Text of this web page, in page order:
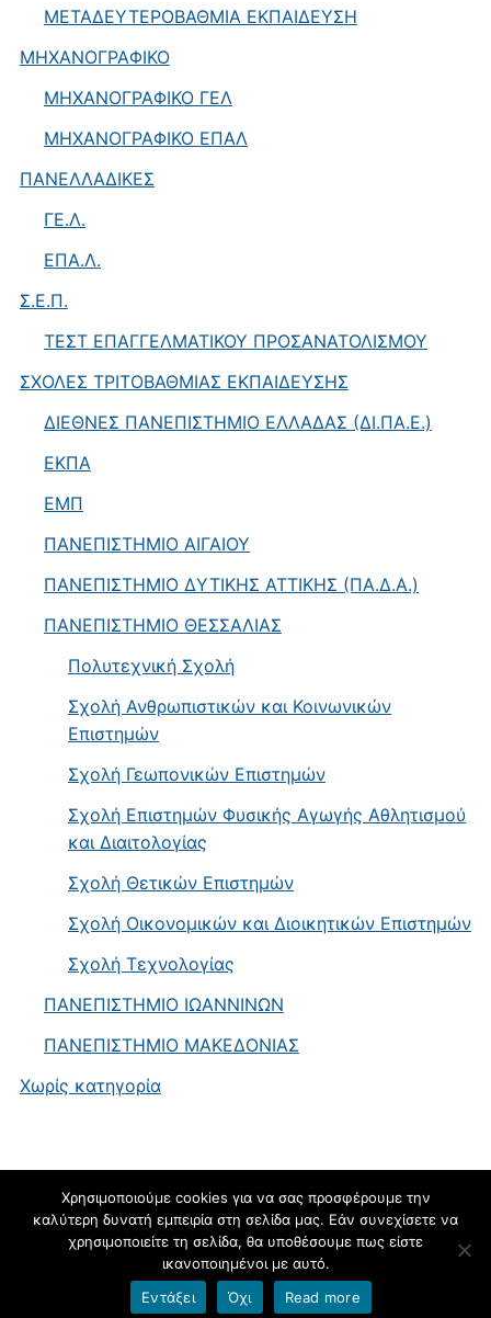
ΜΕΤΑΔΕΥΤΕΡΟΒΑΘΜΙΑ ΕΚΠΑΙΔΕΥΣΗ
ΜΗΧΑΝΟΓΡΑΦΙΚΟ
ΜΗΧΑΝΟΓΡΑΦΙΚΟ ΓΕΛ
ΜΗΧΑΝΟΓΡΑΦΙΚΟ ΕΠΑΛ
ΠΑΝΕΛΛΑΔΙΚΕΣ
ΓΕ.Λ.
ΕΠΑ.Λ.
Σ.Ε.Π.
ΤΕΣΤ ΕΠΑΓΓΕΛΜΑΤΙΚΟΥ ΠΡΟΣΑΝΑΤΟΛΙΣΜΟΥ
ΣΧΟΛΕΣ ΤΡΙΤΟΒΑΘΜΙΑΣ ΕΚΠΑΙΔΕΥΣΗΣ
ΔΙΕΘΝΕΣ ΠΑΝΕΠΙΣΤΗΜΙΟ ΕΛΛΑΔΑΣ (ΔΙ.ΠΑ.Ε.)
ΕΚΠΑ
ΕΜΠ
ΠΑΝΕΠΙΣΤΗΜΙΟ ΑΙΓΑΙΟΥ
ΠΑΝΕΠΙΣΤΗΜΙΟ ΔΥΤΙΚΗΣ ΑΤΤΙΚΗΣ (ΠΑ.Δ.Α.)
ΠΑΝΕΠΙΣΤΗΜΙΟ ΘΕΣΣΑΛΙΑΣ
Πολυτεχνική Σχολή
Σχολή Ανθρωπιστικών και Κοινωνικών
Επιστημών
Σχολή Γεωπονικών Επιστημών
Σχολή Επιστημών Φυσικής Αγωγής Αθλητισμού
και Διαιτολογίας
Σχολή Θετικών Επιστημών
Σχολή Οικονομικών και Διοικητικών Επιστημών
Σχολή Τεχνολογίας
ΠΑΝΕΠΙΣΤΗΜΙΟ ΙΩΑΝΝΙΝΩΝ
ΠΑΝΕΠΙΣΤΗΜΙΟ ΜΑΚΕΔΟΝΙΑΣ
Χωρίς κατηγορία
blogs.sch.gr
Όροι χρήσης blogs.sch.gr|Δήλωση προσβασιμότητας
Χρησιμοποιούμε cookies για να σας προσφέρουμε την
καλύτερη δυνατή εμπειρία στη σελίδα μας. Εάν συνεχίσετε να
χρησιμοποιείτε τη σελίδα, θα υποθέσουμε πως είστε
ικανοποιημένοι με αυτό.
Εντάξει
Όχι Read more